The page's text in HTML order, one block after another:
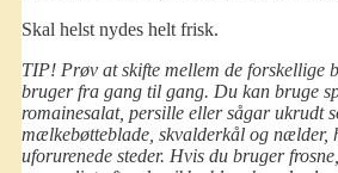
Skal helst nydes helt frisk.
TIP! Prøv at skifte mellem de forskellige
bruger fra gang til gang. Du kan bruge
romainesalat, persille eller sågar ukrudt
mælkebøtteblade, skvalderkål og nælder,
uforurenede steder. Hvis du bruger